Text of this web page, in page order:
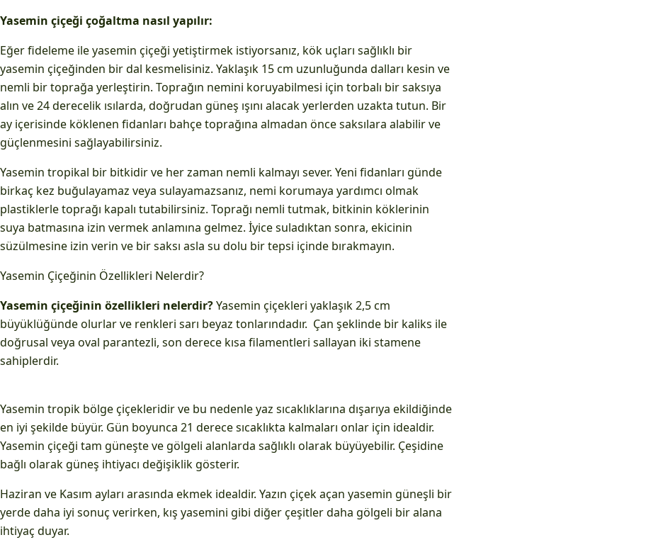
Yasemin çiçeği çoğaltma nasıl yapılır:
Eğer fideleme ile yasemin çiçeği yetiştirmek istiyorsanız, kök uçları sağlıklı bir
yasemin çiçeğinden bir dal kesmelisiniz. Yaklaşık 15 cm uzunluğunda dalları kesin ve
nemli bir toprağa yerleştirin. Toprağın nemini koruyabilmesi için torbalı bir saksıya
alın ve 24 derecelik ısılarda, doğrudan güneş ışını alacak yerlerden uzakta tutun. Bir
ay içerisinde köklenen fidanları bahçe toprağına almadan önce saksılara alabilir ve
güçlenmesini sağlayabilirsiniz.
Yasemin tropikal bir bitkidir ve her zaman nemli kalmayı sever. Yeni fidanları günde
birkaç kez buğulayamaz veya sulayamazsanız, nemi korumaya yardımcı olmak
plastiklerle toprağı kapalı tutabilirsiniz. Toprağı nemli tutmak, bitkinin köklerinin
suya batmasına izin vermek anlamına gelmez. İyice suladıktan sonra, ekicinin
süzülmesine izin verin ve bir saksı asla su dolu bir tepsi içinde bırakmayın.
Yasemin Çiçeğinin Özellikleri Nelerdir?
Yasemin çiçeğinin özellikleri nelerdir?Yasemin çiçekleri yaklaşık 2,5 cm
büyüklüğünde olurlar ve renkleri sarı beyaz tonlarındadır. Çan şeklinde bir kaliks ile
doğrusal veya oval parantezli, son derece kısa filamentleri sallayan iki stamene
sahiplerdir.
Yasemin tropik bölge çiçekleridir ve bu nedenle yaz sıcaklıklarına dışarıya ekildiğinde
en iyi şekilde büyür. Gün boyunca 21 derece sıcaklıkta kalmaları onlar için idealdir.
Yasemin çiçeği tam güneşte ve gölgeli alanlarda sağlıklı olarak büyüyebilir. Çeşidine
bağlı olarak güneş ihtiyacı değişiklik gösterir.
Haziran ve Kasım ayları arasında ekmek idealdir. Yazın çiçek açan yasemin güneşli bir
yerde daha iyi sonuç verirken, kış yasemini gibi diğer çeşitler daha gölgeli bir alana
ihtiyaç duyar.